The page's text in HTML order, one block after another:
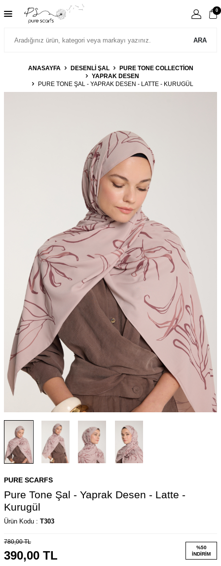
ARA
0
ANASAYFA DESENLİ ŞAL
PURE TONE COLLECTION
YAPRAK DESEN
PURE TONE ŞAL - YAPRAK DESEN - LATTE - KURUGÜL
PURE SCARFS
Pure Tone Şal - Yaprak Desen - Latte -
Kurugül
Ürün Kodu : T303
780,00TL
390,00 TL
%50
İNDIRIM